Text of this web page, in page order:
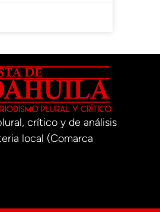
crítico y de análisis
local (Comarca